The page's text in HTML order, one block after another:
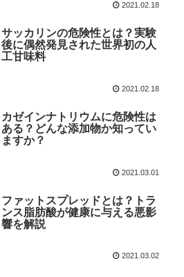
2021.02.18
サッカリンの危険性とは？実験
後に偶然発見された世界初の人
工甘味料
2021.02.18
カゼインナトリウムに危険性は
ある？どんな添加物か知ってい
ますか？
2021.03.01
ファットスプレッドとは？トラ
ンス脂肪酸が健康に与える悪影
響を解説
2021.03.02